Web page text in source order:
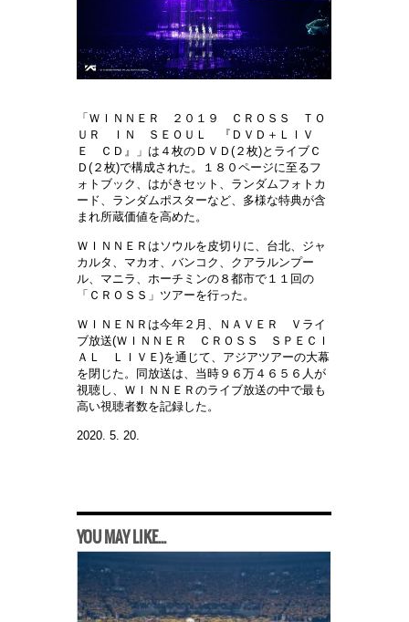
「ＷＩＮＮＥＲ ２０１９ ＣＲＯＳＳ ＴＯ
ＵＲ ＩＮ ＳＥＯＵＬ 『ＤＶＤ＋ＬＩＶ
Ｅ ＣＤ』」は４枚のＤＶＤ ( ２枚)とライブＣ
Ｄ ( ２枚)で構成された。１８０ページに至るフ
ォトブック、はがきセット、ランダムフォトカ
ード、ランダムポスターなど、多様な特典が含
まれ所蔵価値を高めた。
ＷＩＮＮＥＲはソウルを皮切りに、台北、ジャ
カルタ、マカオ、バンコク、クアラルンプー
ル、マニラ、ホーチミンの８都市で１１回の
「ＣＲＯＳＳ」ツアーを行った。
ＷＩＮＥＮＲは今年２月、ＮＡＶＥＲ Ｖライ
ブ放送(ＷＩＮＮＥＲ ＣＲＯＳＳ ＳＰＥＣＩ
ＡＬ ＬＩＶＥ )を通じて、アジアツアーの大幕
を閉じた。同放送は、 当時９６万４６５６人が
視聴し、ＷＩＮＮＥＲのライブ放送の中で最も
高い視聴者数を記録した。
2020. 5. 20.
YOU MAY LIKE...